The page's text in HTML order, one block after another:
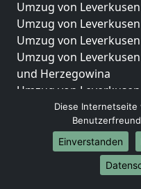
Umzug von
Umzug von
Umzug von
Umzug von
und Herzegowina
Umzug von
Umzug von
Umzug von
Umzug von
Umzug von
Umzug von
Diese Internetseite
Einverstanden